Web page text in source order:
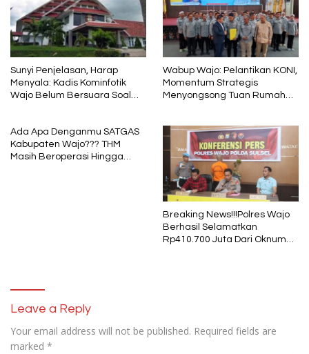
Sunyi Penjelasan, Harap
Menyala: Kadis Kominfotik
Wajo Belum Bersuara Soal
Wabup Wajo: Pelantikan KONI,
Momentum Strategis
Menyongsong Tuan Rumah
Ada Apa Denganmu SATGAS
Kabupaten Wajo??? THM
Masih Beroperasi Hingga
Breaking News!!!Polres Wajo
Berhasil Selamatkan
Rp410.700 Juta Dari Oknum
Leave a Reply
Your email address will not be published. Required fields are
marked *